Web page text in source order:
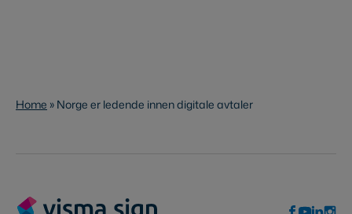
Home » Norge er ledende innen digitale avtaler